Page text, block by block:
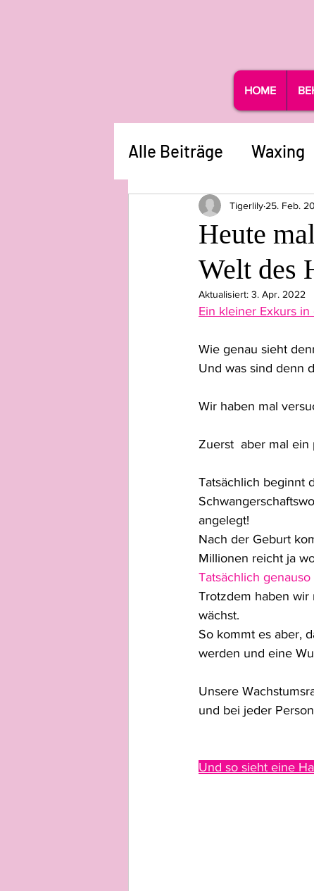
HOME
Alle Beiträge Waxing
Heute
Welt des
Tigerlily 25. Feb.
Aktualisiert: 3. Apr. 2022
Ein kleiner Exkurs
Wie genau sieht
Und was sind denn
Wir haben mal
Zuerst  aber mal ein
Tatsächlich beginnt
angelegt!
Nach der Geburt
Millionen reicht ja
Tatsächlich
Trotzdem haben wir
wächst.
So kommt es aber,
werden und eine
Unsere
und bei jeder
Und so sieht eine